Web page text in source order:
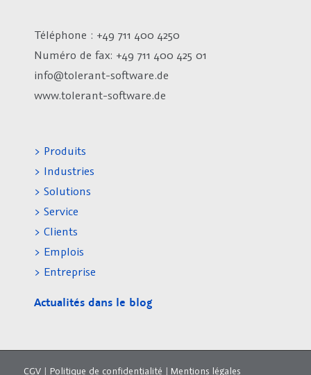
Téléphone : +49 711 400 4250
Numéro de fax: +49 711 400 425 01
info@tolerant-software.de
www.tolerant-software.de
> Produits
> Industries
> Solutions
> Service
> Clients
> Emplois
> Entreprise
Actualités dans le blog
CGV| Politique de confidentialité | Mentions légales